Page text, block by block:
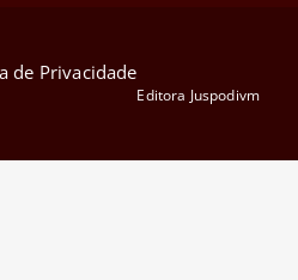
de Privacidade
Editora Juspodivm